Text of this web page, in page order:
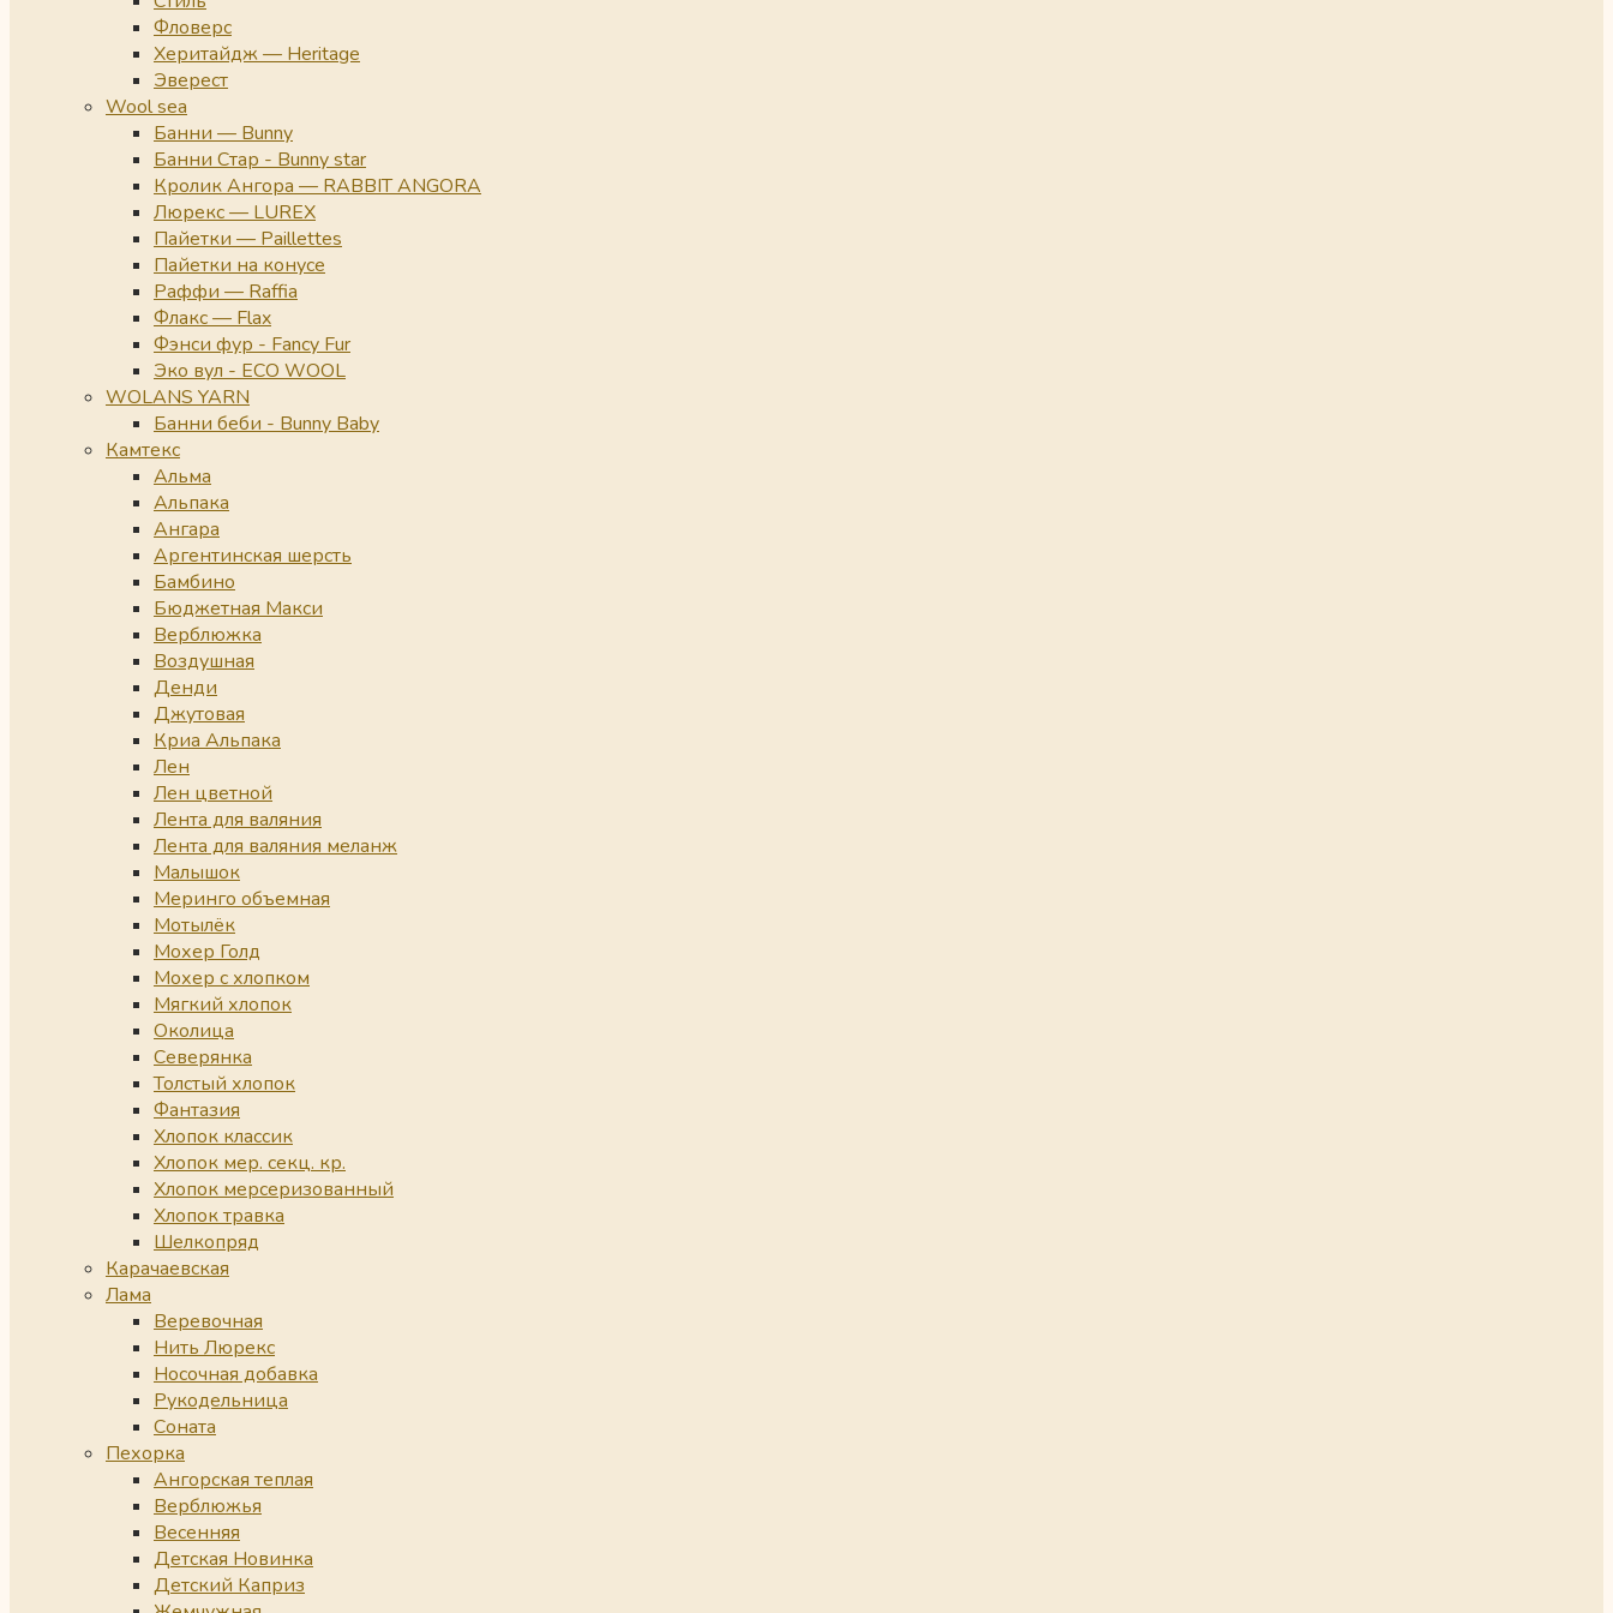
Фловерс
Херитайдж — Heritage
Эверест
Wool sea
Банни — Bunny
Банни Стар - Bunny star
Кролик Ангора — RABBIT ANGORA
Люрекс — LUREX
Пайетки — Paillettes
Пайетки на конусе
Раффи — Raffia
Флакс — Flax
Фэнси фур - Fancy Fur
Эко вул - ECO WOOL
WOLANS YARN
Банни беби - Bunny Baby
Камтекс
Альма
Альпака
Ангара
Аргентинская шерсть
Бамбино
Бюджетная Макси
Верблюжка
Воздушная
Денди
Джутовая
Криа Альпака
Лен
Лен цветной
Лента для валяния
Лента для валяния меланж
Малышок
Меринго объемная
Мотылёк
Мохер Голд
Мохер с хлопком
Мягкий хлопок
Околица
Северянка
Толстый хлопок
Фантазия
Хлопок классик
Хлопок мер. секц. кр.
Хлопок мерсеризованный
Хлопок травка
Шелкопряд
Карачаевская
Лама
Веревочная
Нить Люрекс
Носочная добавка
Рукодельница
Соната
Пехорка
Ангорская теплая
Верблюжья
Весенняя
Детская Новинка
Детский Каприз